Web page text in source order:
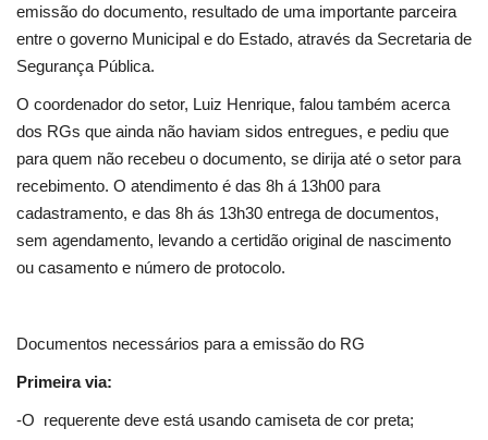
emissão do documento, resultado de uma importante parceira
entre o governo Municipal e do Estado, através da Secretaria de
Segurança Pública.
O coordenador do setor, Luiz Henrique, falou também acerca
dos RGs que ainda não haviam sidos entregues, e pediu que
para quem não recebeu o documento, se dirija até o setor para
recebimento. O atendimento é das 8h á 13h00 para
cadastramento, e das 8h ás 13h30 entrega de documentos,
sem agendamento, levando a certidão original de nascimento
ou casamento e número de protocolo.
Documentos necessários para a emissão do RG
Primeira via:
-O requerente deve está usando camiseta de cor preta;